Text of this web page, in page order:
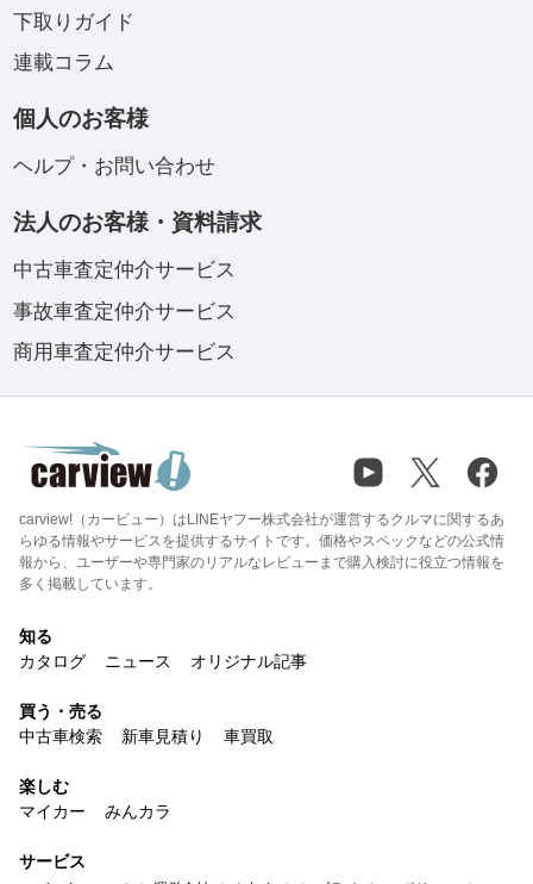
下取りガイド
連載コラム
個人のお客様
ヘルプ・お問い合わせ
法人のお客様・資料請求
中古車査定仲介サービス
事故車査定仲介サービス
商用車査定仲介サービス
carview!（カービュー）はLINEヤフー株式会社が運営するクルマに関するあ
らゆる情報やサービスを提供するサイトです。価格やスペックなどの公式情
報から、ユーザーや専門家のリアルなレビューまで購入検討に役立つ情報を
多く掲載しています。
知る
カタログ
ニュース オリジナル記事
買う・売る
中古車検索
新車見積り 車買取
楽しむ
マイカー
みんカラ
サービス